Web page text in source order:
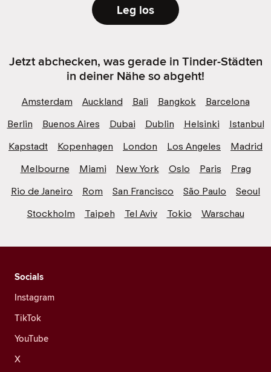
Leg los
Jetzt abchecken, was gerade in Tinder-Städten
in deiner Nähe so abgeht!
Amsterdam Auckland Bali Bangkok
Barcelona
Berlin
Buenos Aires Dubai Dublin Helsinki
Istanbul
Kapstadt
Kopenhagen London Los Angeles
Madrid
Melbourne
Miami New York Oslo Paris
Prag
Rio de Janeiro
Rom San Francisco São Paulo
Seoul
Stockholm
Taipeh Tel Aviv Tokio Warschau
Socials
Instagram
TikTok
YouTube
X